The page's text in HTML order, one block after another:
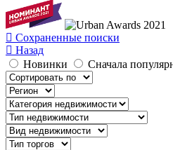
Сохраненные поиски
Назад
Новинки
Сначала